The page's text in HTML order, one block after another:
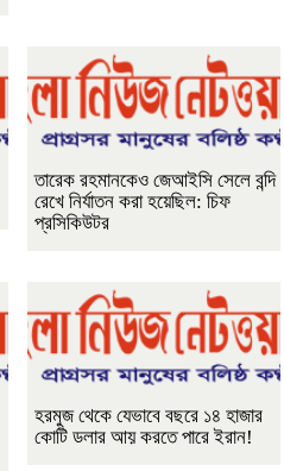
তারেক রহমানকেও জেআইসি সেলে বন্দি
রেখে নির্যাতন করা হয়েছিল: চিফ
প্রসিকিউটর
হরমুজ থেকে যেভাবে বছরে ১৪ হাজার
কোটি ডলার আয় করতে পারে ইরান!